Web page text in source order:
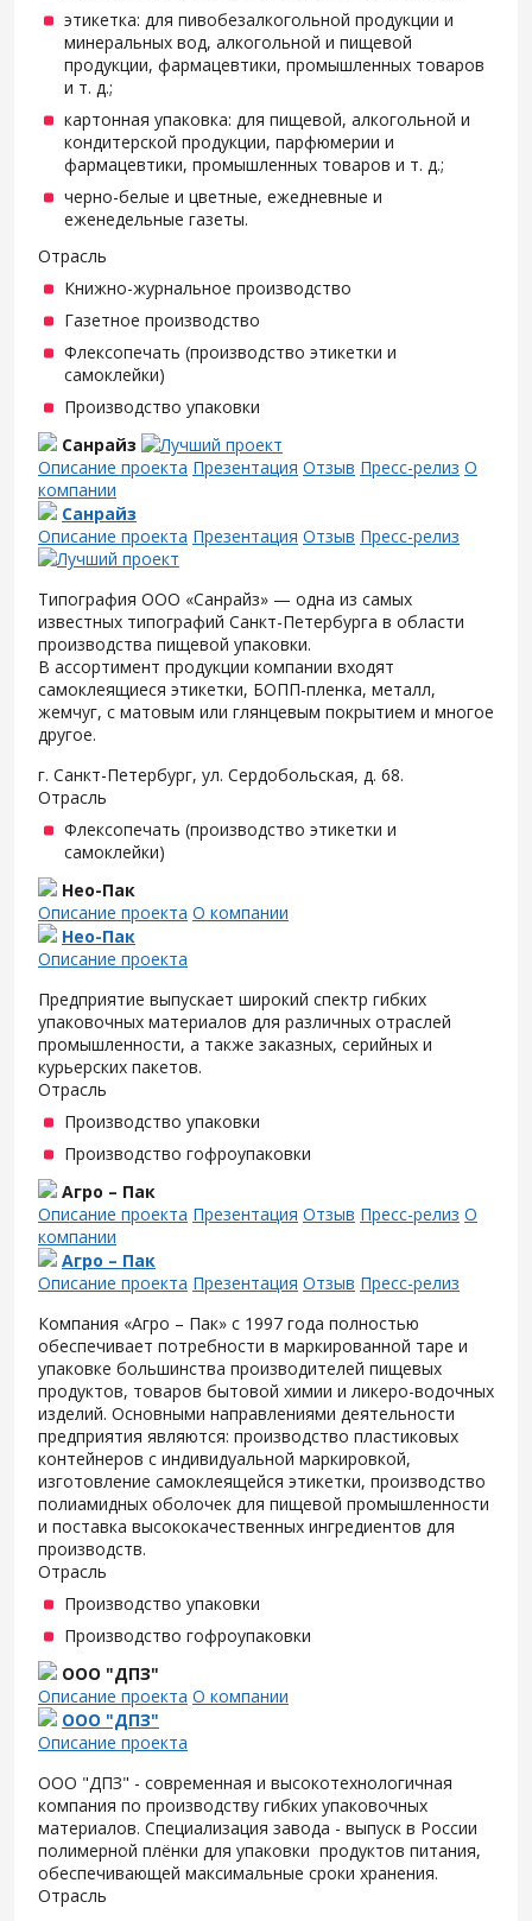
этикетка: для пивобезалкогольной продукции и
минеральных вод, алкогольной и пищевой
продукции, фармацевтики, промышленных товаров
и т. д.;
картонная упаковка: для пищевой, алкогольной и
кондитерской продукции, парфюмерии и
фармацевтики, промышленных товаров и т. д.;
черно-белые и цветные, ежедневные и
еженедельные газеты.
Отрасль
Книжно-журнальное производство
Газетное производство
Флексопечать (производство этикетки и
самоклейки)
Производство упаковки
Санрайз
Описание проекта Презентация Отзыв Пресс-релиз О
компании
Санрайз
Описание проекта Презентация Отзыв Пресс-релиз
Типография ООО «Санрайз» — одна из самых
известных типографий Санкт-Петербурга в области
производства пищевой упаковки.
В ассортимент продукции компании входят
самоклеящиеся этикетки, БОПП-пленка, металл,
жемчуг, с матовым или глянцевым покрытием и многое
другое.
г. Санкт-Петербург, ул. Сердобольская, д. 68.
Отрасль
Флексопечать (производство этикетки и
самоклейки)
Нео-Пак
Описание проекта О компании
Нео-Пак
Описание проекта
Предприятие выпускает широкий спектр гибких
упаковочных материалов для различных отраслей
промышленности, а также заказных, серийных и
курьерских пакетов.
Отрасль
Производство упаковки
Производство гофроупаковки
Агро – Пак
Описание проекта Презентация Отзыв Пресс-релиз О
компании
Агро – Пак
Описание проекта Презентация Отзыв Пресс-релиз
Компания «Агро – Пак» с 1997 года полностью
обеспечивает потребности в маркированной таре и
упаковке большинства производителей пищевых
продуктов, товаров бытовой химии и ликеро-водочных
изделий. Основными направлениями деятельности
предприятия являются: производство пластиковых
контейнеров с индивидуальной маркировкой,
изготовление самоклеящейся этикетки, производство
полиамидных оболочек для пищевой промышленности
и поставка высококачественных ингредиентов для
производств.
Отрасль
Производство упаковки
Производство гофроупаковки
ООО "ДПЗ"
Описание проекта О компании
ООО "ДПЗ"
Описание проекта
ООО "ДПЗ" - современная и высокотехнологичная
компания по производству гибких упаковочных
материалов. Специализация завода - выпуск в России
полимерной плёнки для упаковки продуктов питания,
обеспечивающей максимальные сроки хранения.
Отрасль